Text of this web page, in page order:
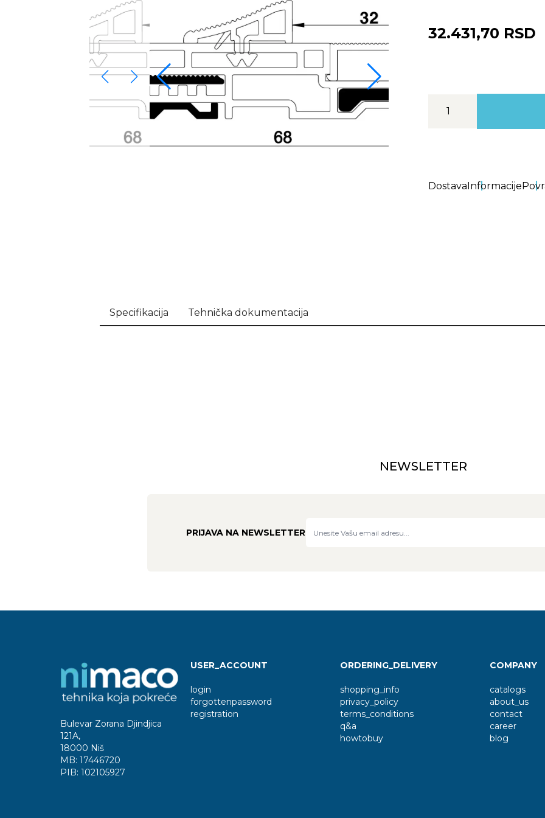
32.431,70 RSD
DostavaInformacije
Specifikacija Tehnička dokumentacija
NEWSLETTER
PRIJAVA NA NEWSLETTER
Bulevar Zorana Djindjica
121A,
18000 Niš
MB:17446720
PIB:102105927
USER_ACCOUNT
login
forgottenpassword
registration
ORDERING_DELIVERY
shopping_info
privacy_policy
terms_conditions
q&a
howtobuy
COMPANY
catalogs
about_us
contact
career
blog